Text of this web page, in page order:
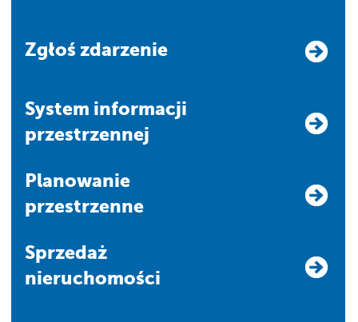
Zgłoś zdarzenie
system informacji
przestrzennej
Planowanie
przestrzenne
Sprzedaż
nieruchomości